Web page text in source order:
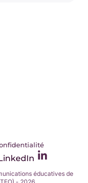
éducatives de